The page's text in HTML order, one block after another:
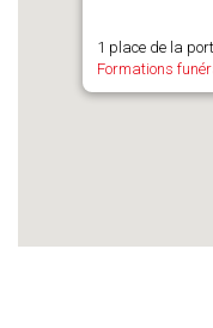
1 place de la
Formations